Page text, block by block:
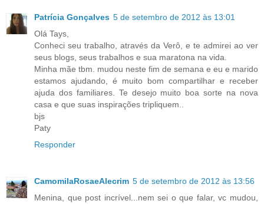
Patrícia Gonçalves 5 de setembro de 2012 às 13:01
Olá Tays,
Conheci seu trabalho, através da Verô, e te admirei ao ver
seus blogs, seus trabalhos e sua maratona na vida.
Minha mãe tbm. mudou neste fim de semana e eu e marido
estamos ajudando, é muito bom compartilhar e receber
ajuda dos familiares. Te desejo muito boa sorte na nova
casa e que suas inspirações tripliquem..
bjs
Paty
Responder
CamomilaRosaeAlecrim 5 de setembro de 2012 às 13:56
Menina, que post incrível...nem sei o que falar, vc mudou,